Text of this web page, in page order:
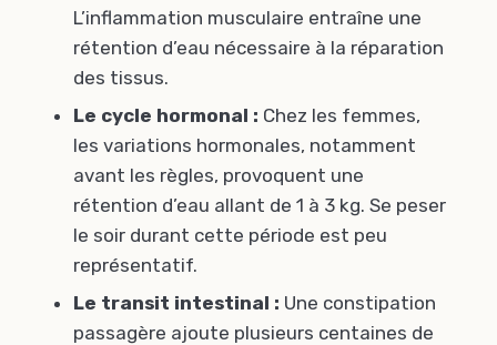
L’inflammation musculaire entraîne une
rétention d’eau nécessaire à la réparation
des tissus.
Le cycle hormonal : Chez les femmes,
les variations hormonales, notamment
avant les règles, provoquent une
rétention d’eau allant de 1 à 3 kg. Se peser
le soir durant cette période est peu
représentatif.
Le transit intestinal : Une constipation
passagère ajoute plusieurs centaines de